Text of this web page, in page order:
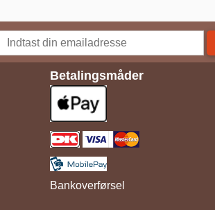
Betalingsmåder
Bankoverførsel